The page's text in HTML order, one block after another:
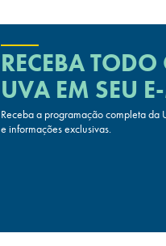
RECEBA
UVAEM SEU
Receba a programação completa da
e informações exclusivas.